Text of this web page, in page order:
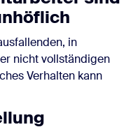
in
nicht vollständigen
Verhalten kann